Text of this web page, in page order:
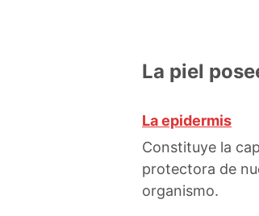
La piel
La epidermis
Constituye la
protectora de
organismo.